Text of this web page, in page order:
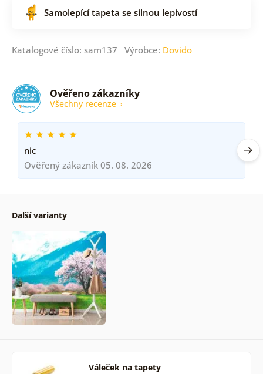
Samolepící tapeta se silnou lepivostí
Katalogové číslo: sam137 Výrobce: Dovido
Ověřeno zákazníky
Všechny recenze
nic
Ověřený zákazník 05. 08. 2026
Další varianty
Váleček na tapety